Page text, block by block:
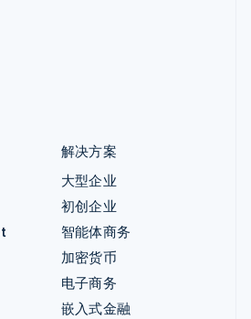
解决方案
大型企业
初创企业
智能体商务
加密货币
电子商务
嵌入式金融